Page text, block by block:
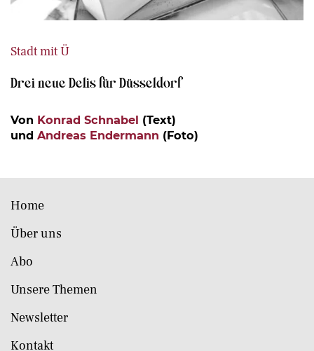
Stadt mit Ü
Drei neue Delis für Düsseldorf
Von Konrad Schnabel (Text)
und Andreas Endermann (Foto)
Home
Über uns
Abo
Unsere Themen
Newsletter
Kontakt